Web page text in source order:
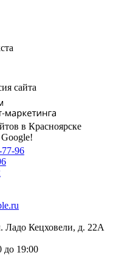
сайта
в Красноярске
96
Ладо Кецховели, д. 22А
до 19:00